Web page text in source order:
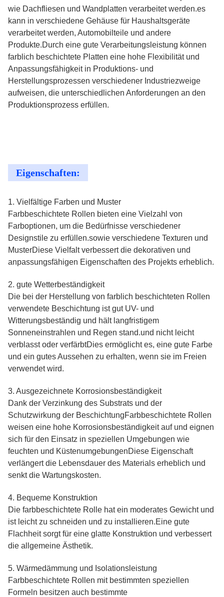
wie Dachfliesen und Wandplatten verarbeitet werden.es
kann in verschiedene Gehäuse für Haushaltsgeräte
verarbeitet werden, Automobilteile und andere
Produkte.Durch eine gute Verarbeitungsleistung können
farblich beschichtete Platten eine hohe Flexibilität und
Anpassungsfähigkeit in Produktions- und
Herstellungsprozessen verschiedener Industriezweige
aufweisen, die unterschiedlichen Anforderungen an den
Produktionsprozess erfüllen.
Eigenschaften:
1. Vielfältige Farben und Muster
Farbbeschichtete Rollen bieten eine Vielzahl von
Farboptionen, um die Bedürfnisse verschiedener
Designstile zu erfüllen.sowie verschiedene Texturen und
MusterDiese Vielfalt verbessert die dekorativen und
anpassungsfähigen Eigenschaften des Projekts erheblich.
2. gute Wetterbeständigkeit
Die bei der Herstellung von farblich beschichteten Rollen
verwendete Beschichtung ist gut UV- und
Witterungsbeständig und hält langfristigem
Sonneneinstrahlen und Regen stand.und nicht leicht
verblasst oder verfärbtDies ermöglicht es, eine gute Farbe
und ein gutes Aussehen zu erhalten, wenn sie im Freien
verwendet wird.
3. Ausgezeichnete Korrosionsbeständigkeit
Dank der Verzinkung des Substrats und der
Schutzwirkung der BeschichtungFarbbeschichtete Rollen
weisen eine hohe Korrosionsbeständigkeit auf und eignen
sich für den Einsatz in speziellen Umgebungen wie
feuchten und KüstenumgebungenDiese Eigenschaft
verlängert die Lebensdauer des Materials erheblich und
senkt die Wartungskosten.
4. Bequeme Konstruktion
Die farbbeschichtete Rolle hat ein moderates Gewicht und
ist leicht zu schneiden und zu installieren.Eine gute
Flachheit sorgt für eine glatte Konstruktion und verbessert
die allgemeine Ästhetik.
5. Wärmedämmung und Isolationsleistung
Farbbeschichtete Rollen mit bestimmten speziellen
Formeln besitzen auch bestimmte